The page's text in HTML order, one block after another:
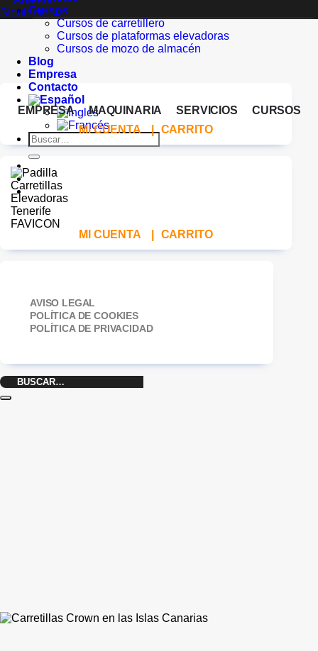
Cursos
Cursos de carretillero
Cursos de plataformas elevadoras
Cursos de mozo de almacén
Blog
Empresa
Contacto
Buscar
por:
Siguiente→
EMPRESA MAQUINARIA SERVICIOS
CURSOS
MI CUENTA
| CARRITO
MI CUENTA CARRITO
AVISO LEGAL
POLÍTICA DE COOKIES
POLÍTICA DE PRIVACIDAD
Buscar
por: